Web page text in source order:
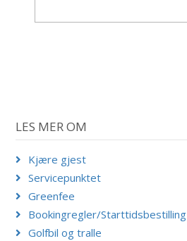
LES MER OM
Kjære gjest
Servicepunktet
Greenfee
Bookingregler/Starttidsbestilling
Golfbil og tralle